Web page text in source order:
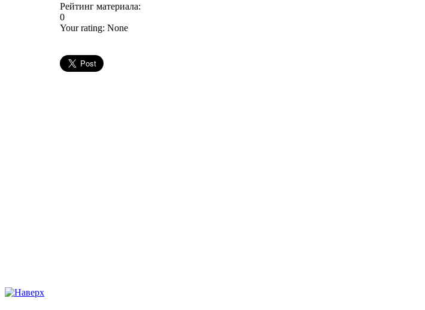
Рейтинг материала:
0
Your rating: None